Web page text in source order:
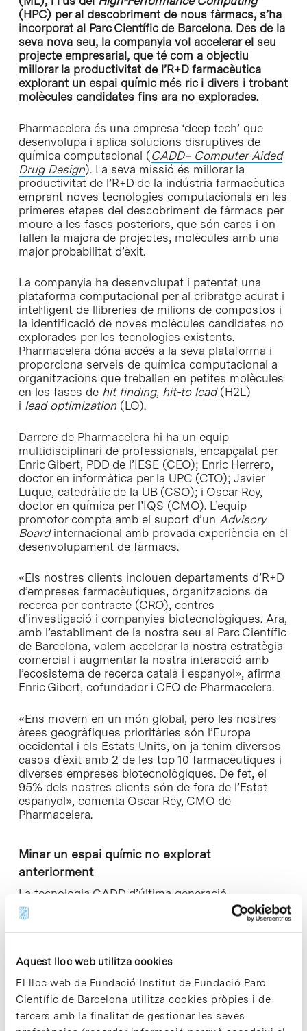
Aquest lloc web utilitza cookies
El lloc web de Fundació Institut de Fundació Parc
Científic de Barcelona utilitza cookies pròpies i de
tercers amb la finalitat de gestionar les seves
(HPC) per al descobriment de nous fàrmacs, s’ha
incorporat al Parc Científic de Barcelona. Des de la
seva nova seu, la companyia vol accelerar el seu
projecte empresarial, que té com a objectiu
millorar la productivitat de l’R+D farmacèutica
explorant un espai químic més ric i divers i trobant
molècules candidates fins ara no explorades.
Pharmacelera és una empresa ‘deep tech’ que
desenvolupa i aplica solucions disruptives de
química computacional (CADD– Computer-Aided
Drug Design). La seva missió és millorar la
productivitat de l’R+D de la indústria farmacèutica
emprant noves tecnologies computacionals en les
primeres etapes del descobriment de fàrmacs per
moure a les fases posteriors, que són cares i on
fallen la majora de projectes, molècules amb una
major probabilitat d’èxit.
La companyia ha desenvolupat i patentat una
plataforma computacional per al cribratge acurat i
intel·ligent de llibreries de milions de compostos i
la identificació de noves molècules candidates no
explorades per les tecnologies existents.
Pharmacelera dóna accés a la seva plataforma i
proporciona serveis de química computacional a
organitzacions que treballen en petites molècules
en les fases de hit finding, hit-to lead (H2L)
i lead optimization (LO).
Darrere de Pharmacelera hi ha un equip
multidisciplinari de professionals, encapçalat per
Enric Gibert, PDD de l’IESE (CEO); Enric Herrero,
doctor en informàtica per la UPC (CTO); Javier
Luque, catedràtic de la UB (CSO); i Oscar Rey,
doctor en química per l’IQS (CMO). L’equip
promotor compta amb el suport d’un Advisory
Boardinternacional amb provada experiència en el
desenvolupament de fàrmacs.
«Els nostres clients inclouen departaments d’R+D
d’empreses farmacèutiques, organitzacions de
recerca per contracte (CRO), centres
d’investigació i companyies biotecnològiques. Ara,
amb l’establiment de la nostra seu al Parc Científic
de Barcelona, volem accelerar la nostra estratègia
comercial i augmentar la nostra interacció amb
l’ecosistema de recerca català i espanyol», afirma
Enric Gibert, cofundador i CEO de Pharmacelera.
«Ens movem en un món global, però les nostres
àrees geogràfiques prioritàries són l’Europa
occidental i els Estats Units, on ja tenim diversos
casos d’èxit amb 2 de les top 10 farmacèutiques i
diverses empreses biotecnològiques. De fet, el
95% dels nostres clients són de fora de l’Estat
espanyol», comenta Oscar Rey, CMO de
Pharmacelera.
Minar un espai químic no explorat
anteriorment
La tecnologia CADD d’última generació
de Pharmacelera es basa en algorismes i models
acurats de Mecànica Quàntica (QM) i
Machine
Learning(ML), que, juntament amb l’ús delHigh-
cerques massives a llibreries de milions de
compostos i seleccionar molècules candidates
amb més diversitat química i les propietats
fisicoquímiques desitjades.